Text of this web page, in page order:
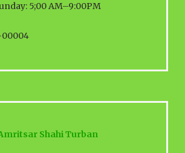
5;00 AM–9:00PM
00004
Shahi Turban